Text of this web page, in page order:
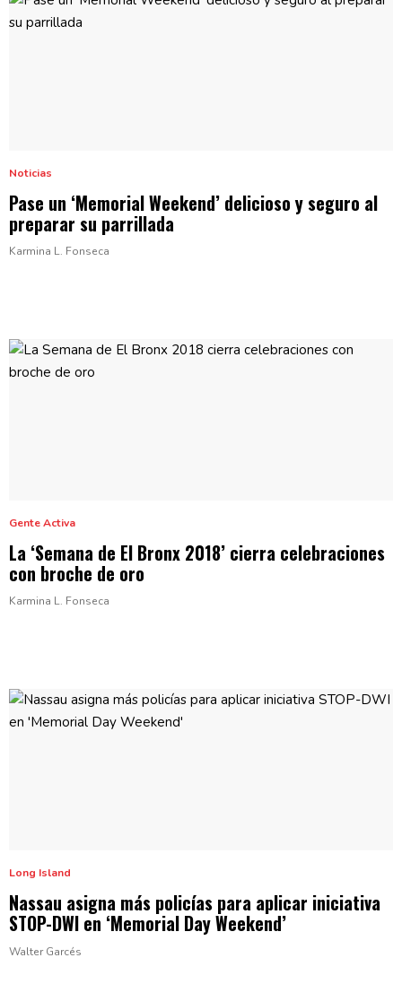
Noticias
Pase un ‘Memorial Weekend’ delicioso y seguro al
preparar su parrillada
Karmina L. Fonseca
Gente Activa
La ‘Semana de El Bronx 2018’ cierra celebraciones
con broche de oro
Karmina L. Fonseca
Long Island
Nassau asigna más policías para aplicar iniciativa
STOP-DWI en ‘Memorial Day Weekend’
Walter Garcés